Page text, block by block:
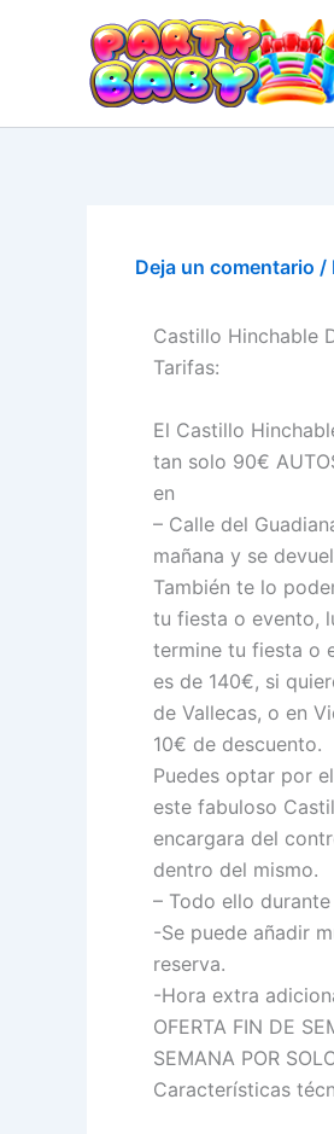
contenido
Deja un comentario /
Castillo Hinchable
Tarifas:
El Castillo
tan solo 90€
en
– Calle del
mañana y se
También te lo
tu fiesta o evento,
termine tu fiesta o
es de 140€, si
de Vallecas, o en
10€ de descuento.
Puedes optar por
este fabuloso
encargara del
dentro del mismo.
– Todo ello
-Se puede añadir
reserva.
-Hora extra
OFERTA FIN DE
SEMANA POR
Características